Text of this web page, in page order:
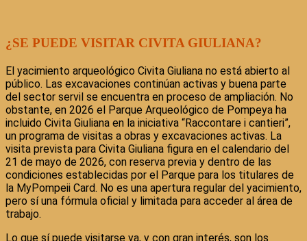
¿SE PUEDE VISITAR CIVITA GIULIANA?
El yacimiento arqueológico Civita Giuliana no está abierto al
público. Las excavaciones continúan activas y buena parte
del sector servil se encuentra en proceso de ampliación. No
obstante, en 2026 el Parque Arqueológico de Pompeya ha
incluido Civita Giuliana en la iniciativa “Raccontare i cantieri”,
un programa de visitas a obras y excavaciones activas. La
visita prevista para Civita Giuliana figura en el calendario del
21 de mayo de 2026, con reserva previa y dentro de las
condiciones establecidas por el Parque para los titulares de
la MyPompeii Card. No es una apertura regular del yacimiento,
pero sí una fórmula oficial y limitada para acceder al área de
trabajo.
Lo que sí puede visitarse ya, y con gran interés, son los